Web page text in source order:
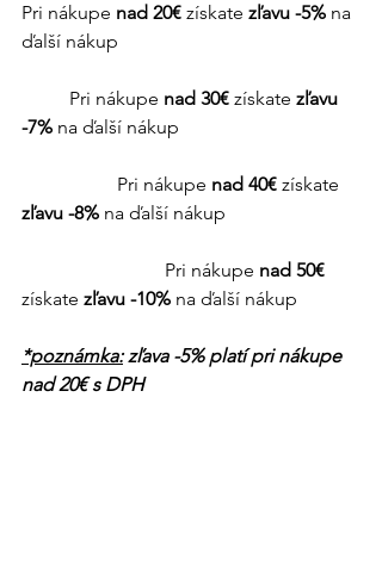
Pri nákupe nad 20€ získate zľavu -5% na
ďalší nákup
	Pri nákupe
nad 30€ získate zľavu
-7% na ďalší nákup
		Pri nákupe
nad 40€ získate
zľavu -8% na ďalší nákup
			Pri nákupe
nad 50€
získate zľavu -10% na ďalší nákup
*poznámka: zľava -5% platí pri nákupe
nad 20€ s DPH